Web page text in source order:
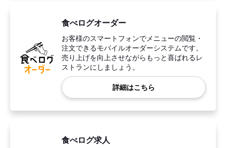
食べログオーダー
お客様のスマートフォンでメニューの閲覧・
注文できるモバイルオーダーシステムです。
売り上げを向上させながらもっと喜ばれるレ
ストランにしましょう。
詳細はこちら
食べログ求人